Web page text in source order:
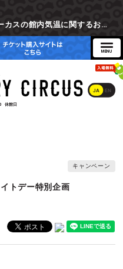
【重要】東京ミステリーサーカスの館内気温に関するお詫びとご参加辞退時の返金対応について
JA EN
休館日
キャンペーン
トデー特別企画